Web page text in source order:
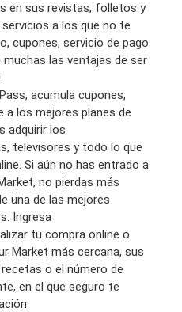
en sus revistas, folletos y
a los que no te
cupones, servicio de pago
muchas las ventajas de ser
acumula cupones,
a los mejores planes de
adquirir los
televisores y todo lo que
Si aún no has entrado a
no pierdas más
una de las mejores
Ingresa
tu compra online o
Market más cercana, sus
o el número de
en el que seguro te